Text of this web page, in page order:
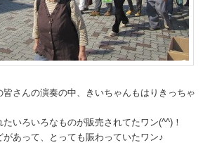
さんの演奏の中、きいちゃんもはりきっちゃ
いろいろなものが販売されてたワン(^^)！
あって、とっても賑わっていたワン♪